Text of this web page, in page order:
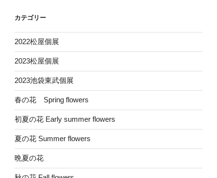
カテゴリー
2022松屋個展
2023松屋個展
2023池袋東武個展
春の花 Spring flowers
初夏の花 Early summer flowers
夏の花 Summer flowers
晩夏の花